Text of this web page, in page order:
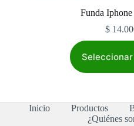
Funda
$
se
Inicio Productos
¿Quiénes